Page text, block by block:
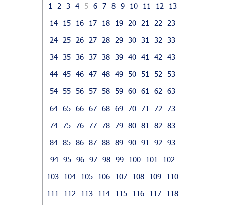
1 2 3 4 5 6 7 8 9 10 11 12
13
14
15 16 17 18 19 20 21 22
23
24
25 26 27 28 29 30 31 32
33
34 35 36 37 38 39 40 41 42
43
44 45 46 47 48 49 50 51 52
53
54 55 56 57 58 59 60 61 62
63
64 65 66 67 68 69 70 71 72
73
74 75 76 77 78 79 80 81 82
83
84 85 86 87 88 89 90 91 92
93
94 95 96 97 98 99 100 101
102
103
104 105 106 107 108 109
110
111
112 113 114 115 116 117
118